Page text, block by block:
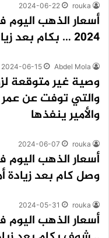
rouka
2024-06-22
2024 … بكام بعد زيادة أمس؟
Abdel Mola
2024-06-15
وصية غير متوقعة
والأمير ينفذها
rouka
2024-06-07
وصل كام بعد
rouka
2024-05-31